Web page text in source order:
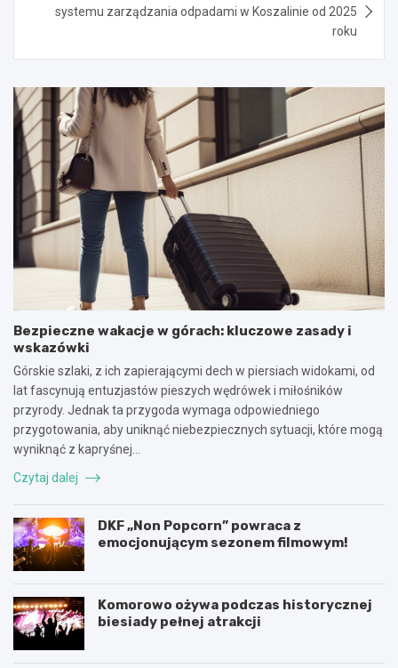
systemu zarządzania odpadami w Koszalinie od 2025
roku
Bezpieczne wakacje w górach: kluczowe zasady i
wskazówki
Górskie szlaki, z ich zapierającymi dech w piersiach widokami, od
lat fascynują entuzjastów pieszych wędrówek i miłośników
przyrody. Jednak ta przygoda wymaga odpowiedniego
przygotowania, aby uniknąć niebezpiecznych sytuacji, które mogą
wyniknąć z kapryśnej…
Czytaj dalej
DKF „Non Popcorn” powraca z
emocjonującym sezonem filmowym!
Komorowo ożywa podczas historycznej
biesiady pełnej atrakcji